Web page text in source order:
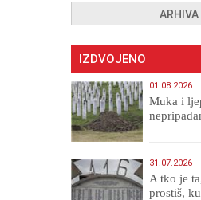
ARHIVA
IZDVOJENO
01.08.2026
Muka i
31.07.2026
A tko je
prostiš,